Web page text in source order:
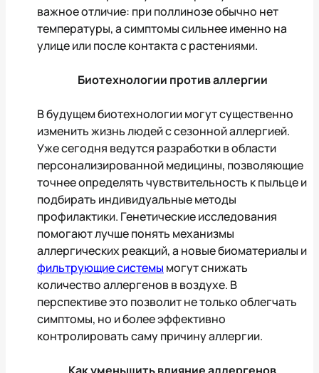
важное отличие: при поллинозе обычно нет
температуры, а симптомы сильнее именно на
улице или после контакта с растениями.
Биотехнологии против аллергии
В будущем биотехнологии могут существенно
изменить жизнь людей с сезонной аллергией.
Уже сегодня ведутся разработки в области
персонализированной медицины, позволяющие
точнее определять чувствительность к пыльце и
подбирать индивидуальные методы
профилактики. Генетические исследования
помогают лучше понять механизмы
аллергических реакций, а новые биоматериалы и
фильтрующие системы могут снижать
количество аллергенов в воздухе. В
перспективе это позволит не только облегчать
симптомы, но и более эффективно
контролировать саму причину аллергии.